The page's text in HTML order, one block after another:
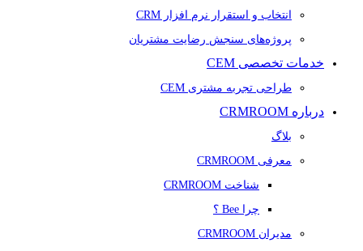
انتخاب و استقرار نرم افزار CRM
پروژه‌های سنجش رضایت مشتریان
خدمات تخصصی CEM
طراحی تجربه مشتری CEM
درباره CRMROOM
بلاگ
معرفی CRMROOM
شناخت CRMROOM
چرا Bee ؟
مدیران CRMROOM